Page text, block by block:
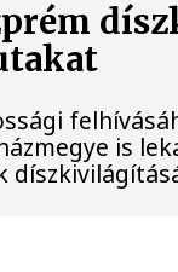
is